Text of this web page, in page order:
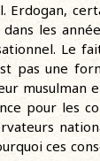
les
Le
pas une
musulman
pour les
ces